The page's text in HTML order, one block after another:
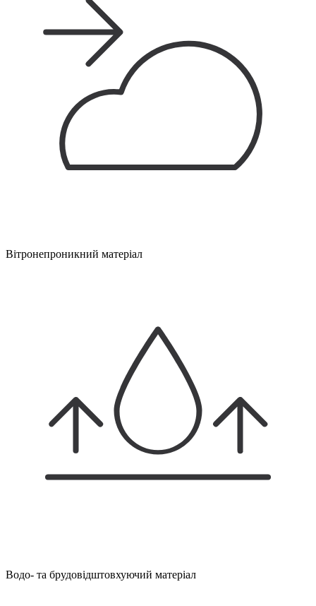
Вітронепроникний матеріал
Водо- та брудовідштовхуючий матеріал